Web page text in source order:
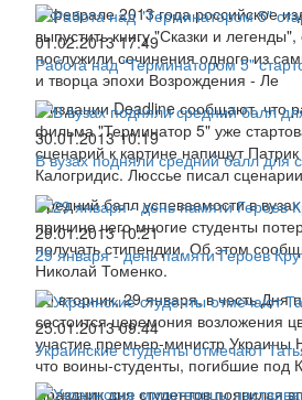
В феврале 2013 года российское
выпустить книгу "Сказки и
послужили сочинения одного из
и творца эпохи Возрождения - Ле
01.02.2013 17:49
Работа над "Терминатором 5"
В издании Deadline сообщают, что
фильма "Терминатор 5" уже
сценарий к картине напишут
Калогридис. Люссье писал
30.01.2013 10:19
В вузах подняли средний балл для
Средний балл успеваемости в
причине чего многие студенты
получать стипендии. Об этом
Николай Томенко.
29.01.2013 10:21
29 января - день памяти Героев
Во вторник, 29 января, в честь Дня
состоится церемония возложения
участие премьер-министр Украины
что воины-студенты, погибшие под
25.01.2013 09:44
Украинские студенты отмечают
Праздник дня студентов появился